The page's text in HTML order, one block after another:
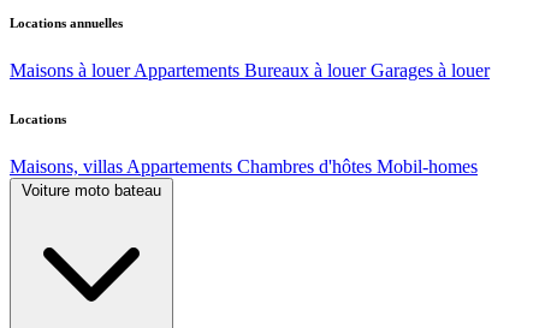
Locations annuelles
Maisons à louer Appartements Bureaux à louer Garages à louer
Locations
Maisons, villas Appartements Chambres d'hôtes Mobil-homes
Voiture moto bateau